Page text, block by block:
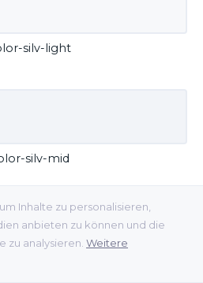
Inhalte zu personalisieren,
anbieten zu können und die
zu analysieren. Weitere
silv-light
silv-mid